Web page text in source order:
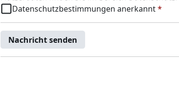
Datenschutzbestimmungen anerkannt*
Nachricht senden